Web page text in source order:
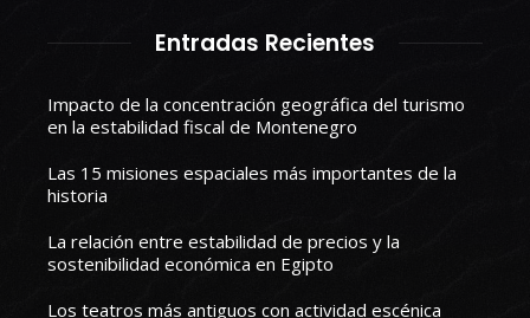
Entradas Recientes
Impacto de la concentración geográfica del turismo
en la estabilidad fiscal de Montenegro
Las 15 misiones espaciales más importantes de la
historia
La relación entre estabilidad de precios y la
sostenibilidad económica en Egipto
Los teatros más antiguos con actividad escénica